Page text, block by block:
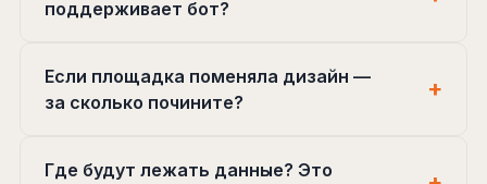
поддерживает бот?
Если площадка поменяла дизайн —
за сколько почините?
Где будут лежать данные? Это